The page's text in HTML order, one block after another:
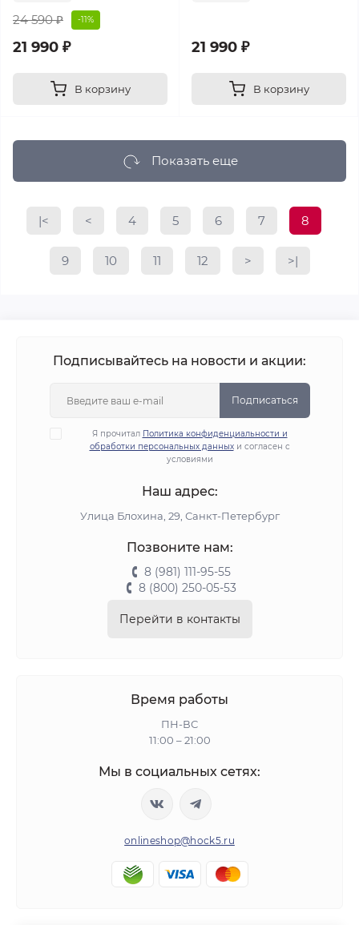
24 590 ₽ -11%
21 990 ₽
В корзину
21 990 ₽
В корзину
Показать еще
|< < 4 5 6 7 8
9 10 11 12 > >|
Подписывайтесь на новости и акции:
Подписаться
Я прочитал Политика конфиденциальности и
обработки персональных данныхи согласен с
условиями
Наш адрес:
Улица Блохина, 29, Санкт-Петербург
Позвоните нам:
8 (981) 111-95-55
8 (800) 250-05-53
Перейти в контакты
Время работы
ПН-ВС
11:00 – 21:00
Мы в социальных сетях:
onlineshop@hock5.ru